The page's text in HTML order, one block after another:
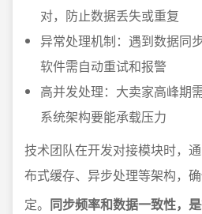
对，防止数据丢失或重复
异常处理机制：遇到数据同
软件需自动重试和报警
高并发处理：大卖家高峰期
系统架构要能承载压力
技术团队在开发对接模块时，
布式缓存、异步处理等架构，
定。 同步频率和数据一致性，